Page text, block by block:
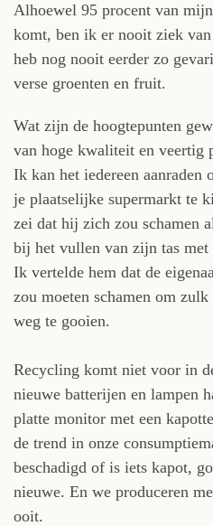
Alhoewel 95 procent van
komt, ben ik er nooit ziek
heb nog nooit eerder zo
verse groenten en fruit.
Wat zijn de hoogtepunten
van hoge kwaliteit en veertig
Ik kan het iedereen aanraden
je plaatselijke supermarkt te
zei dat hij zich zou schamen
bij het vullen van zijn tas
Ik vertelde hem dat de
zou moeten schamen om
weg te gooien.
Recycling komt niet voor in
nieuwe batterijen en lampen
platte monitor met een
de trend in onze
beschadigd of is iets kapot,
nieuwe. En we produceren
ooit.